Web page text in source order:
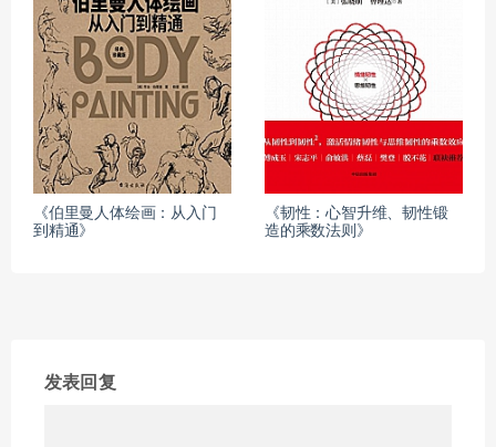
《伯里曼人体绘画：从入门
到精通》
《韧性：心智升维、韧性锻
造的乘数法则》
发表回复